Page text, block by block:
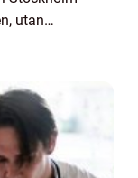
utan